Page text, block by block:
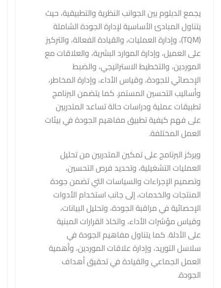
يجمع الدبلوم بين الجوانب النظرية والتطبيقية، حيث
يتناول المبادئ الأساسية لإدارة الجودة الشاملة
(TQM)، وإدارة العمليات، والقيادة الفعالة، والتركيز
على العميل، وإدارة الموارد البشرية، والعلاقات مع
الموردين، والتخطيط الاستراتيجي، والضبط
الإحصائي للجودة، وقياس الأداء، وإدارة المخاطر،
وأساليب التحسين المستمر. كما يتضمن البرنامج
تطبيقات عملية ودراسات حالة تساعد المتدربين
على فهم كيفية تطبيق مفاهيم الجودة في بيئات
العمل المختلفة.
ويركز البرنامج على تمكين المتدربين من تحليل
العمليات التشغيلية، وتحديد فرص التحسين،
وتصميم الإجراءات والسياسات التي تضمن جودة
المنتجات والخدمات، إلى جانب استخدام الأدوات
الإحصائية في مراقبة الجودة، وتحليل البيانات،
وقياس مؤشرات الأداء، واتخاذ القرارات المبنية
على الأدلة. كما يتناول مفاهيم الجودة في
سلاسل التوريد، وإدارة علاقات الموردين، وأهمية
العمل الجماعي والقيادة في تحقيق أهداف
الجودة.